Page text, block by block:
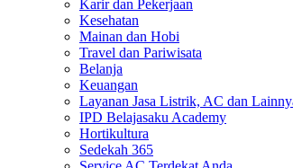
Karir dan Pekerjaan
Kesehatan
Mainan dan Hobi
Travel dan Pariwisata
Belanja
Keuangan
Layanan Jasa Listrik, AC dan
IPD Belajasaku Academy
Hortikultura
Sedekah 365